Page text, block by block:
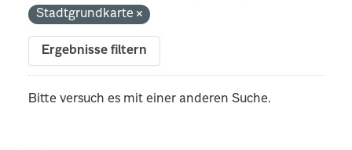
Stadtgrundkarte
Ergebnisse filtern
Bitte versuch es mit einer anderen Suche.